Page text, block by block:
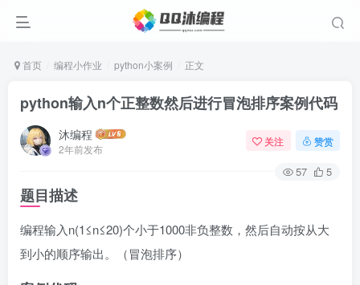
首页 编程小作业 python小案例 正文
python输入n个正整数然后进行冒泡排序案例代码
沐编程
2年前发布
关注 赞赏
57 5
题目描述
编程输入n(1≤n≤20)个小于1000非负整数，然后自动按从大
到小的顺序输出。（冒泡排序）